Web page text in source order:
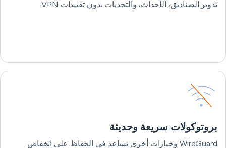
تدوير الصناديق، الأحداث، والتحديات بدون تقييدات VPN.
بروتوكولات سريعة وحديثة
WireGuard وخيارات أخرى تساعد في الحفاظ على انخفاض